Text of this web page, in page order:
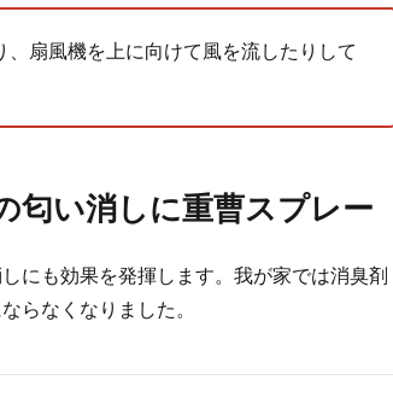
扇風機を上に向けて風を流したりして
匂い消しに重曹スプレー
にも効果を発揮します。我が家では消臭剤
らなくなりました。